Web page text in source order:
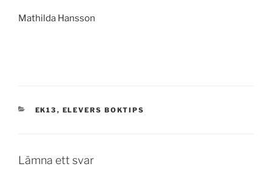
Mathilda Hansson
KATEGORIER
EK13 , ELEVERS BOKTIPS
Lämna ett svar